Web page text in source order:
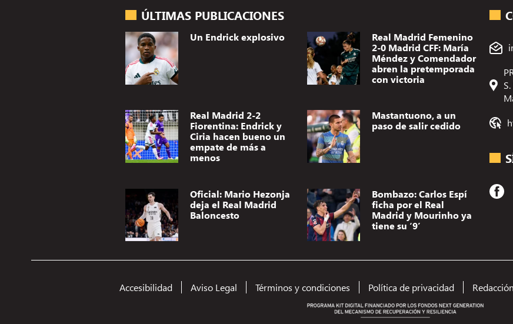
ÚLTIMAS PUBLICACIONES
Un Endrick explosivo
Real Madrid Femenino
2-0 Madrid CFF: María
Méndez y Comendador
abren la pretemporada
con victoria
Real Madrid 2-2
Fiorentina: Endrick y
Ciria hacen bueno un
empate de más a
menos
Mastantuono, a un
paso de salir cedido
Oficial: Mario Hezonja
deja el Real Madrid
Baloncesto
Bombazo: Carlos Espí
ficha por el Real
Madrid y Mourinho ya
tiene su ‘9’
Accesibilidad Aviso Legal Términos y condiciones Política de privacidad Redacción